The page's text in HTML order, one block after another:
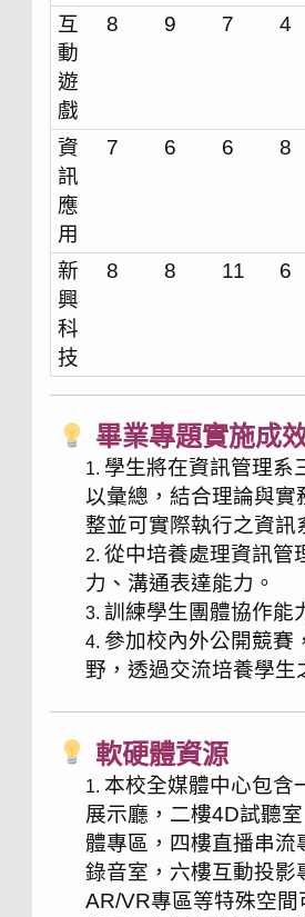
互
動
遊
戲
8 9 7 4
資
訊
應
用
7 6 6 8
新
興
科
技
8 8 11 6
畢業專題實施成
學生將在資訊管理系
以彙總，結合理論與實
整並可實際執行之資訊
從中培養處理資訊管
力、溝通表達能力。
訓練學生團體協作能
參加校內外公開競賽
野，透過交流培養學生
軟硬體資源
本校全媒體中心包含
展示廳，二樓4D試聽
體專區，四樓直播串流
錄音室，六樓互動投影
AR/VR專區等特殊空間